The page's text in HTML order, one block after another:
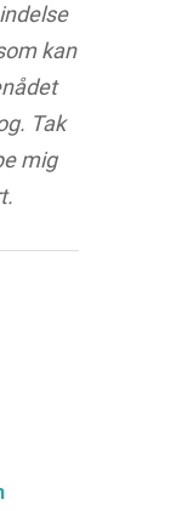
kan
Tak
mig